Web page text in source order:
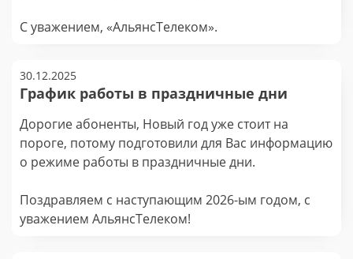
С уважением, «АльянсТелеком».
30.12.2025
График работы в праздничные дни
Дорогие абоненты, Новый год уже стоит на
пороге, потому подготовили для Вас информацию
о режиме работы в праздничные дни.
Поздравляем с наступающим 2026-ым годом, с
уважением АльянсТелеком!